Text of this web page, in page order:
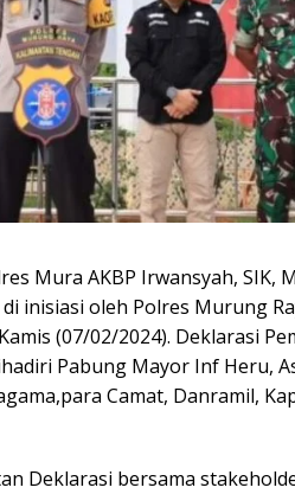
Mura AKBP Irwansyah, SIK,
inisiasi oleh Polres Murung
(07/02/2024). Deklarasi
Pabung Mayor Inf Heru,
Camat, Danramil,
Deklarasi bersama